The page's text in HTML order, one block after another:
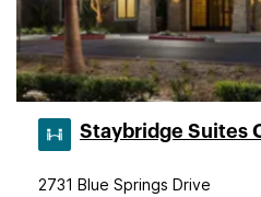
Staybridge Suites
2731 Blue Springs Drive